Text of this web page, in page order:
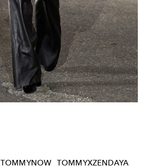
TOMMYNOW
TOMMYXZENDAYA